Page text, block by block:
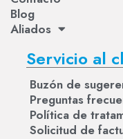
Blog
Aliados
Servicio al
Buzón de
Preguntas
Política de
Solicitud de